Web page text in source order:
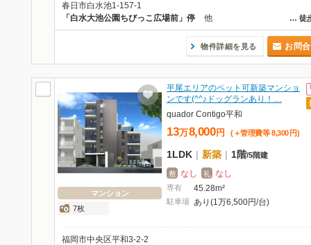
春日市白水池1-157-1
… 徒
「白水大池公園ちびっこ広場前」停 他
物件詳細を見る お問
マンション
7枚
平尾エリアのペット可新築マンショ
ンです(^^♪ドッグランあり！…
quador Contigo平和
13万8,000 円 (＋管理費等 8,300 円)
1LDK | 新築 | 1階/5階建
敷 なし 礼 なし
専有 45.28m²
駐車場 あり(1万6,500円/台)
福岡市中央区平和3-2-2